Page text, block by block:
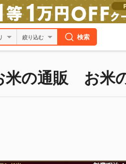
絞り込む 検索
米の通販 お米